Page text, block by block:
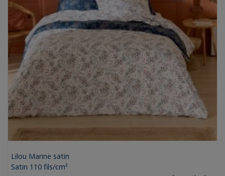
Lilou Marine satin
Satin 110 fils/cm²